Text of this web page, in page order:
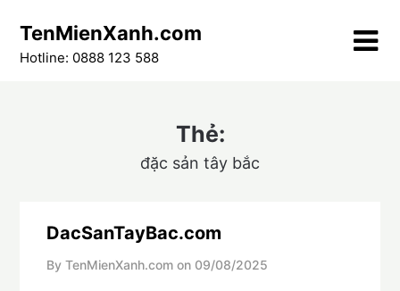
content
TenMienXanh.com
Hotline: 0888 123 588
Thẻ:
đặc sản tây bắc
DacSanTayBac.com
By TenMienXanh.com on 09/08/2025